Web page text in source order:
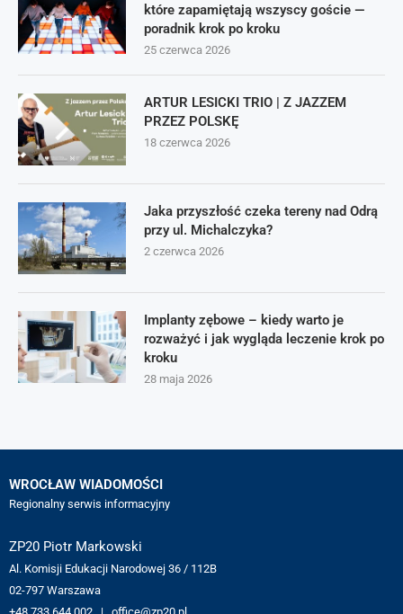
które zapamiętają wszyscy goście —
poradnik krok po kroku
25 czerwca 2026
ARTUR LESICKI TRIO | Z JAZZEM
PRZEZ POLSKĘ
18 czerwca 2026
Jaka przyszłość czeka tereny nad Odrą
przy ul. Michalczyka?
2 czerwca 2026
Implanty zębowe – kiedy warto je
rozważyć i jak wygląda leczenie krok po
kroku
28 maja 2026
WROCŁAW WIADOMOŚCI
Regionalny serwis informacyjny
ZP20 Piotr Markowski
Al. Komisji Edukacji Narodowej 36 / 112B
02-797 Warszawa